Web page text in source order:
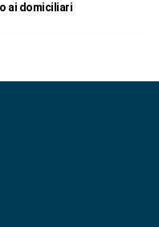
ai domiciliari